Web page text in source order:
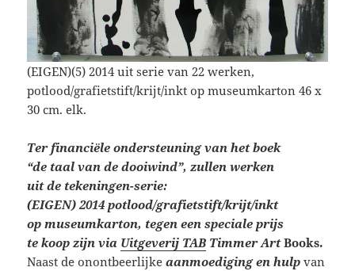
(EIGEN)(5) 2014 uit serie van 22 werken,
potlood/grafietstift/krijt/inkt op museumkarton 46 x
30 cm. elk.
Ter financiële ondersteuning van het boek
“de taal van de dooiwind”, zullen werken
uit de tekeningen-serie:
(EIGEN) 2014 potlood/grafietstift/krijt/inkt
op museumkarton, tegen een speciale prijs
te koop zijn via Uitgeverij TAB Timmer ArtBooks.
Naast de onontbeerlijkeaanmoediging en hulp van